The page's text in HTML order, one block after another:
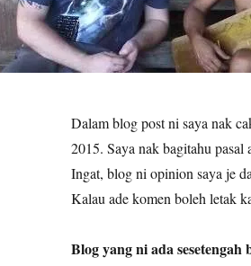
Dalam blog post ni saya nak
2015. Saya nak bagitahu pasal
Ingat, blog ni opinion saya je
Kalau ade komen boleh letak
Blog yang ni ada sesetengah